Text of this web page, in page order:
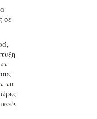
σε
να